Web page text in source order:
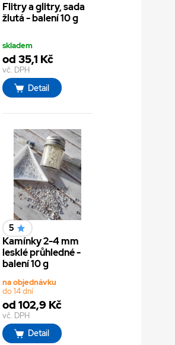
Flitry a glitry, sada
žlutá - balení 10 g
skladem
od 35,1 Kč
vč. DPH
Detail
5
Kamínky 2-4 mm
lesklé průhledné -
balení 10 g
na objednávku
do 14 dní
od 102,9 Kč
vč. DPH
Detail